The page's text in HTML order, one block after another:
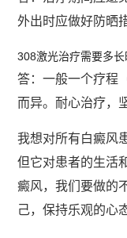
外出时应做好防晒
308激光治疗需要多长
答：一般一个疗程
而异。耐心治疗，
我想对所有白癜风
但它对患者的生活
癜风，我们要做的
己，保持乐观的心